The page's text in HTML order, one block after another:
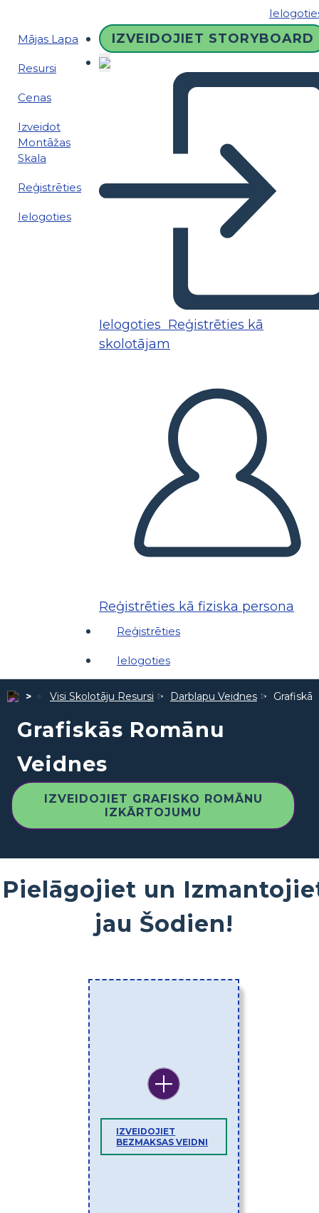
Mājas Lapa
Resursi
Cenas
Izveidot
Montāžas
Skala
Reģistrēties
Ielogoties
IZVEIDOJIET STORYBOARD
Ielogoties Reģistrēties kā
skolotājam
Reģistrēties kā fiziska persona
Reģistrēties
Ielogoties
Visi Skolotāju Resursi Darblapu Veidnes
Grafiskās Romānu
Veidnes
IZVEIDOJIET GRAFISKO ROMĀNU
IZKĀRTOJUMU
Pielāgojiet un
jau Šodien!
IZVEIDOJIET
BEZMAKSAS VEIDNI